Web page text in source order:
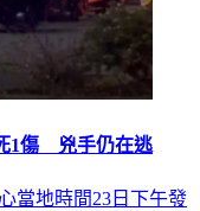
1傷 兇手仍在逃
當地時間23日下午發